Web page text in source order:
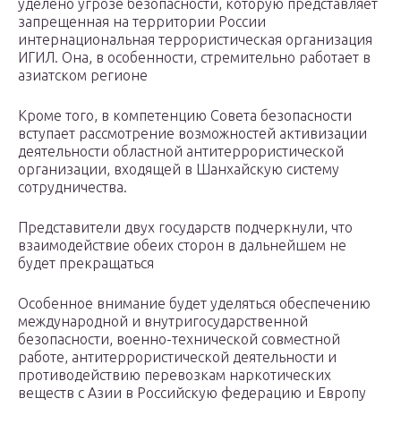
уделено угрозе безопасности, которую представляет
запрещенная на территории России
интернациональная террористическая организация
ИГИЛ. Она, в особенности, стремительно работает в
азиатском регионе
Кроме того, в компетенцию Совета безопасности
вступает рассмотрение возможностей активизации
деятельности областной антитеррористической
организации, входящей в Шанхайскую систему
сотрудничества.
Представители двух государств подчеркнули, что
взаимодействие обеих сторон в дальнейшем не
будет прекращаться
Особенное внимание будет уделяться обеспечению
международной и внутригосударственной
безопасности, военно-технической совместной
работе, антитеррористической деятельности и
противодействию перевозкам наркотических
веществ с Азии в Российскую федерацию и Европу